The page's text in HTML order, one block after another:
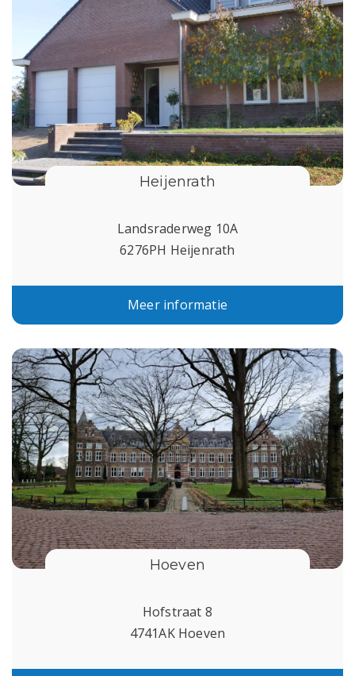
Heijenrath
Landsraderweg 10A
6276PH Heijenrath
Meer informatie
Hoeven
Hofstraat 8
4741AK Hoeven